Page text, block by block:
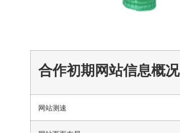
合作初期网站信息概况
网站测速